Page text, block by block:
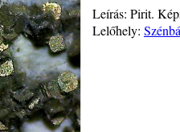
Leírás: Pirit.
Lelőhely: